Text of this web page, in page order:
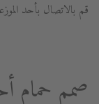
قم بالاتصال بأحد
صمم حمام